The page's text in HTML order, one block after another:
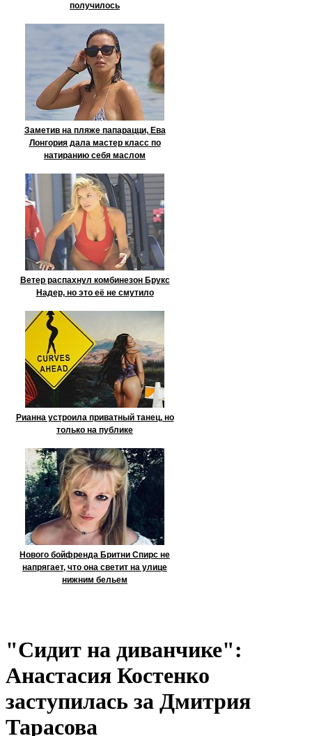
получилось
Заметив на пляже папарацци, Ева
Лонгория дала мастер класс по
натиранию себя маслом
Ветер распахнул комбинезон Брукс
Надер, но это её не смутило
Рианна устроила приватный танец, но
только на публике
Нового бойфренда Бритни Спирс не
напрягает, что она светит на улице
нижним бельем
"Сидит на диванчике":
Анастасия Костенко
заступилась за Дмитрия
Тарасова